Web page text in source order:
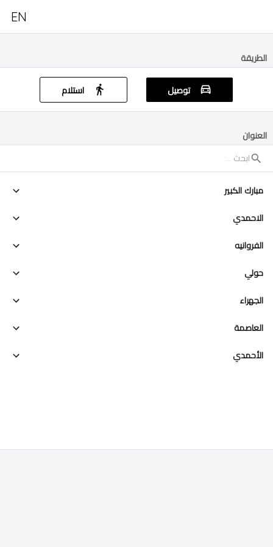
EN
الطريقة
توصيل استلام
العنوان
مبارك الكبير
الاحمدي
الفروانيه
حولي
الجهراء
العاصمة
الأحمدي